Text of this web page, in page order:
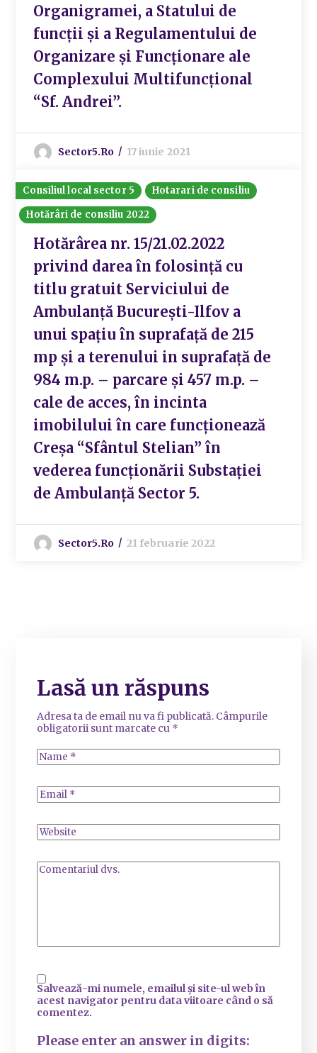
Organigramei, a Statului de
funcții și a Regulamentului de
Organizare și Funcționare ale
Complexului Multifuncțional
“Sf. Andrei”.
Sector5.ro 17 iunie 2021
Consiliul local sector 5
Hotarari de consiliu
Hotărâri de consiliu 2022
Hotărârea nr. 15/21.02.2022
privind darea în folosință cu
titlu gratuit Serviciului de
Ambulanță București-Ilfov a
unui spațiu în suprafață de 215
mp și a terenului in suprafață de
984 m.p. – parcare și 457 m.p. –
cale de acces, în incinta
imobilului în care funcționează
Creșa “Sfântul Stelian” în
vederea funcționării Substației
de Ambulanță Sector 5.
Sector5.ro 21 februarie 2022
Lasă un răspuns
Adresa ta de email nu va fi publicată. Câmpurile
obligatorii sunt marcate cu *
Salvează-mi numele, emailul și site-ul web în
acest navigator pentru data viitoare când o să
comentez.
Please enter an answer in digits: